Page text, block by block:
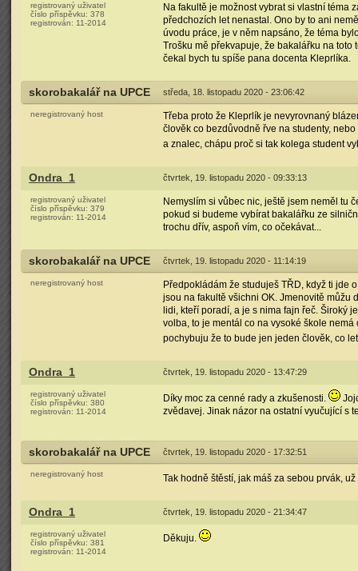
registrovaný uživatel
číslo příspěvku: 378
registrován: 11-2014
Na fakultě je možnost vybrat si vlastní téma
předchozích let nenastal. Ono by to ani
úvodu práce, je v něm napsáno, že téma
Trošku mě překvapuje, že bakalářku na
čekal bych tu spíše pana docenta Kleprlíka.
skorobakalář na UPCE středa, 18. listopadu 2020 - 23:06:42
neregistrovaný host
Třeba proto že Kleprlík je nevyrovnaný
člověk co bezdůvodně řve na studenty,
a znalec, chápu proč si tak kolega student
Ondra_1 čtvrtek, 19. listopadu 2020 - 09:33:13
registrovaný uživatel
číslo příspěvku: 379
registrován: 11-2014
Nemyslím si vůbec nic, ještě jsem neměl tu
pokud si budeme vybírat bakalářku ze
trochu dřív, aspoň vím, co očekávat...
skorobakalář na UPCE čtvrtek, 19. listopadu 2020 - 11:14:19
neregistrovaný host
Předpokládám že studuješ TŘD, když ti jde
jsou na fakultě všichni OK. Jmenovitě můžu
lidi, kteří poradí, a je s nima fajn řeč. Široký
volba, to je mentál co na vysoké škole
pochybuju že to bude jen jeden člověk, co
Ondra_1 čtvrtek, 19. listopadu 2020 - 13:47:29
registrovaný uživatel
číslo příspěvku: 380
registrován: 11-2014
Díky moc za cenné rady a zkušenosti.
zvědavej. Jinak názor na ostatní vyučující s
skorobakalář na UPCE čtvrtek, 19. listopadu 2020 - 17:32:51
neregistrovaný host Tak hodně štěstí, jak máš za sebou prvák,
Ondra_1 čtvrtek, 19. listopadu 2020 - 21:34:47
registrovaný uživatel
číslo příspěvku: 381
registrován: 11-2014
Děkuju.